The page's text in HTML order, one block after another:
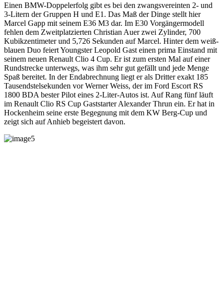
Einen BMW-Doppelerfolg gibt es bei den zwangsvereinten 2- und
3-Litern der Gruppen H und E1. Das Maß der Dinge stellt hier
Marcel Gapp mit seinem E36 M3 dar. Im E30 Vorgängermodell
fehlen dem Zweitplatzierten Christian Auer zwei Zylinder, 700
Kubikzentimeter und 5,726 Sekunden auf Marcel. Hinter dem weiß-
blauen Duo feiert Youngster Leopold Gast einen prima Einstand mit
seinem neuen Renault Clio 4 Cup. Er ist zum ersten Mal auf einer
Rundstrecke unterwegs, was ihm sehr gut gefällt und jede Menge
Spaß bereitet. In der Endabrechnung liegt er als Dritter exakt 185
Tausendstelsekunden vor Werner Weiss, der im Ford Escort RS
1800 BDA bester Pilot eines 2-Liter-Autos ist. Auf Rang fünf läuft
im Renault Clio RS Cup Gaststarter Alexander Thrun ein. Er hat in
Hockenheim seine erste Begegnung mit dem KW Berg-Cup und
zeigt sich auf Anhieb begeistert davon.